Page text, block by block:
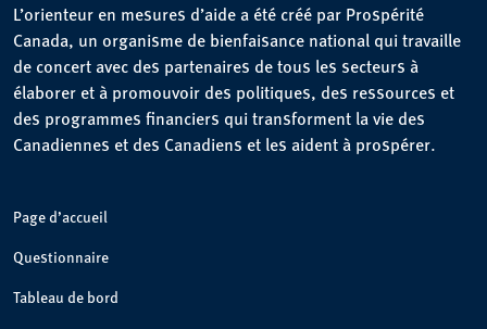
L’orienteur en mesures d’aide a été créé par Prospérité
Canada, un organisme de bienfaisance national qui travaille
de concert avec des partenaires de tous les secteurs à
élaborer et à promouvoir des politiques, des ressources et
des programmes financiers qui transforment la vie des
Canadiennes et des Canadiens et les aident à prospérer.
Page d’accueil
Questionnaire
Tableau de bord